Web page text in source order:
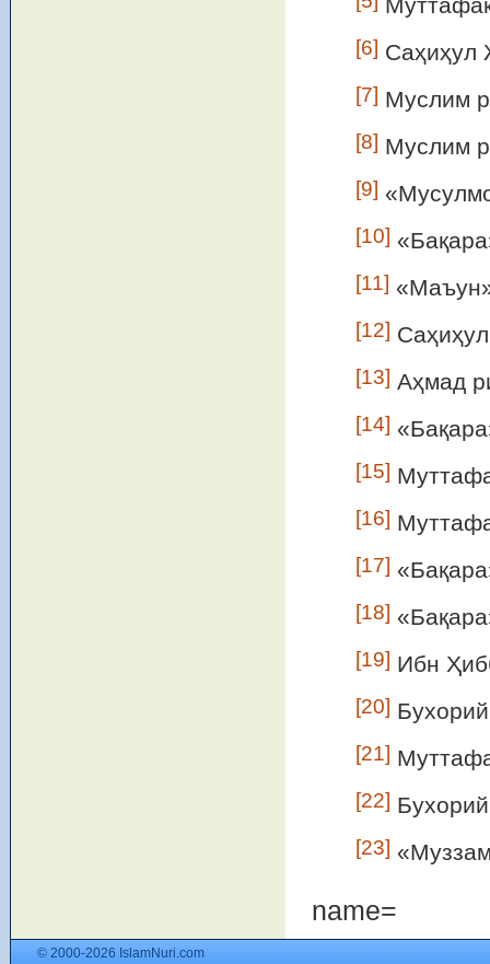
[6] Саҳиҳул
[7] Муслим
[8] Муслим
[9]
[10]
[11]
[12]
[13] Аҳмад
[14]
[15]
[16]
[17]
[18]
[19] Ибн
[20]
[21]
[22]
[23]
name=
© 2000-2026 IslamNuri.com